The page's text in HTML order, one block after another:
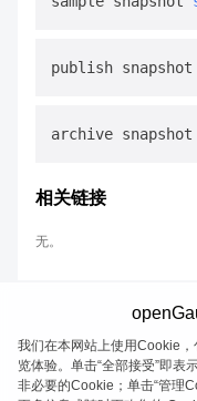
publish snapshot
archive snapshot
相关链接
无。
我们在本网站上使用Cookie
览体验。单击“全部接受”即表
非必要的Cookie；单击“管理